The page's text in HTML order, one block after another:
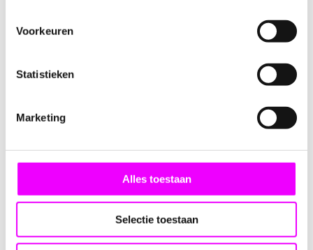
Voorkeuren
Statistieken
Marketing
Alles toestaan
Selectie toestaan
4,95
Golden Milk Kurkuma
Latte met Onze
gram
2,75
Loslaten met Onze
"Loslaten" Thee 50-gram
Heerlijke (Biologische) thee
speciaal voor jou!